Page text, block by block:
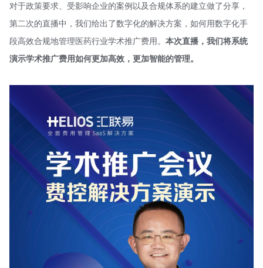
对于政策要求、受影响企业的案例以及合规体系的建立做了分享，
第二次的直播中，我们给出了数字化的解决方案，如何用数字化手
段高效合规地管理医药行业学术推广费用。 本次直播，我们将系统
演示学术推广费用如何更加高效，更加智能的管理。